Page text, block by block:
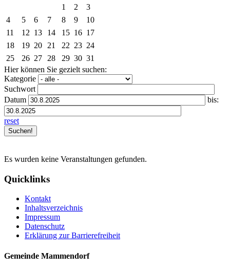
1
2
3
4
5 6 7 8 9
10
11
12 13 14 15 16 17
18
19 20 21 22 23 24
25
26 27 28 29 30 31
Hier können Sie gezielt suchen:
Kategorie
Suchwort
Datum
bis:
reset
Es wurden keine Veranstaltungen gefunden.
Quicklinks
Kontakt
Inhaltsverzeichnis
Impressum
Datenschutz
Erklärung zur Barrierefreiheit
Gemeinde Mammendorf